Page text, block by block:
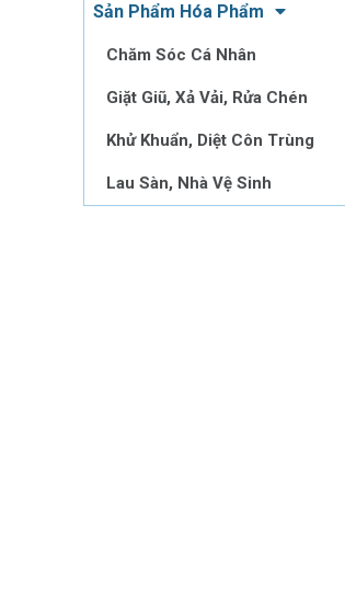
Sản Phẩm Hóa Phẩm
Chăm Sóc Cá Nhân
Giặt Giũ, Xả Vải, Rửa Chén
Khử Khuẩn, Diệt Côn Trùng
Lau Sàn, Nhà Vệ Sinh